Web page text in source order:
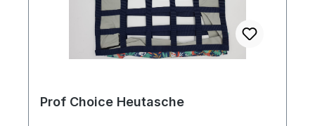
Prof Choice Heutasche